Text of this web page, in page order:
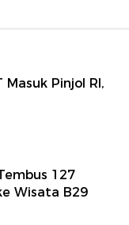
Masuk Pinjol RI,
127
Wisata B29